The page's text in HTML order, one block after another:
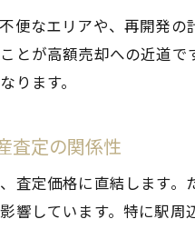
便なエリアや、再開発
とが高額売却への近道
ります。
査定の関係性
査定価格に直結します
響しています。特に駅